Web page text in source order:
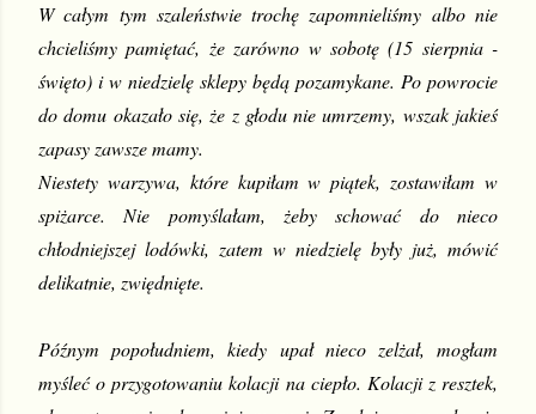
W całym tym szaleństwie trochę zapomnieliśmy albo nie
chcieliśmy pamiętać, że zarówno w sobotę (15 sierpnia -
święto) i w niedzielę sklepy będą pozamykane. Po powrocie
do domu okazało się, że z głodu nie umrzemy, wszak jakieś
zapasy zawsze mamy.
Niestety warzywa, które kupiłam w piątek, zostawiłam w
spiżarce. Nie pomyślałam, żeby schować do nieco
chłodniejszej lodówki, zatem w niedzielę były już, mówić
delikatnie, zwiędnięte.
Późnym popołudniem, kiedy upał nieco zelżał, mogłam
myśleć o przygotowaniu kolacji na ciepło. Kolacji z resztek,